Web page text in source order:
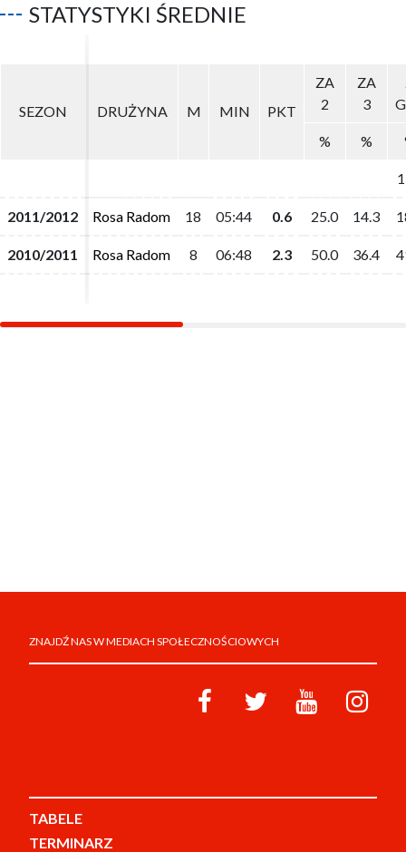
STATYSTYKI ŚREDNIE
SEZON DRUŻYNA M MIN PKT
ZA
2
ZA
3
% %
2011/2012 Rosa Radom 18 05:44 0.6 25.0 14.3
2010/2011 Rosa Radom 8 06:48 2.3 50.0 36.4
SEZON DRUŻYNA M MIN PKT
ZA
2
ZA
3
% %
2011/2012 Rosa Radom 18 05:44 0.6 25.0 14.3
2010/2011 Rosa Radom 8 06:48 2.3 50.0 36.4
ZNAJDŹ NAS W MEDIACH SPOŁECZNOŚCIOWYCH
TABELE
TERMINARZ